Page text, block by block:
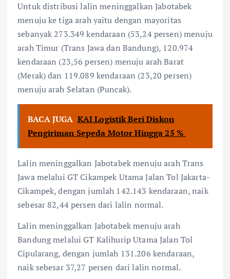
Untuk distribusi lalin meninggalkan Jabotabek
menuju ke tiga arah yaitu dengan mayoritas
sebanyak 273.349 kendaraan (53,24 persen) menuju
arah Timur (Trans Jawa dan Bandung), 120.974
kendaraan (23,56 persen) menuju arah Barat
(Merak) dan 119.089 kendaraan (23,20 persen)
menuju arah Selatan (Puncak).
BACA JUGA KAI Logistik Beri Diskon
Pengiriman Sepeda Motor Hingga 25 %
Lalin meninggalkan Jabotabek menuju arah Trans
Jawa melalui GT Cikampek Utama Jalan Tol Jakarta-
Cikampek, dengan jumlah 142.143 kendaraan, naik
sebesar 82,44 persen dari lalin normal.
Lalin meninggalkan Jabotabek menuju arah
Bandung melalui GT Kalihurip Utama Jalan Tol
Cipularang, dengan jumlah 131.206 kendaraan,
naik sebesar 37,27 persen dari lalin normal.